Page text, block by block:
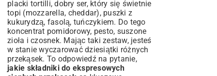
placki tortilli, dobry ser, który się świetnie
topi (mozzarella, cheddar), puszki z
kukurydzą, fasolą, tuńczykiem. Do tego
koncentrat pomidorowy, pesto, suszone
zioła i czosnek. Mając taki zestaw, jesteś
w stanie wyczarować dziesiątki różnych
przekąsek. To odpowiedź na pytanie,
jakie składniki do ekspresowych